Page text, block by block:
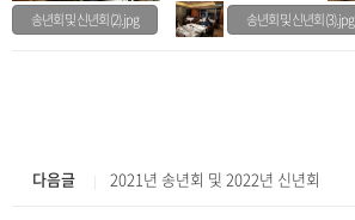
송년회 및 신년회 (2).jpg
송년회 및 신년회 (3).jpg
다음글 2021년 송년회 및 2022년 신년회